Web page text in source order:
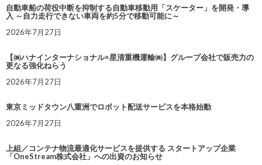
自動車船の荷役中断を抑制する自動車移動用「スケーター」を開発・導
入 ～自力走行できない車両を約5分で移動可能に～
2026年7月27日
【㈱ハナインターナショナル×星清重機運輸㈱】グループ会社で販売力の
更なる強化ねらう
2026年7月27日
東京ミッドタウン八重洲でロボット配送サービスを本格始動
2026年7月27日
上組／コンテナ物流最適化サービスを提供する スタートアップ企業
「OneStream株式会社」への出資のお知らせ